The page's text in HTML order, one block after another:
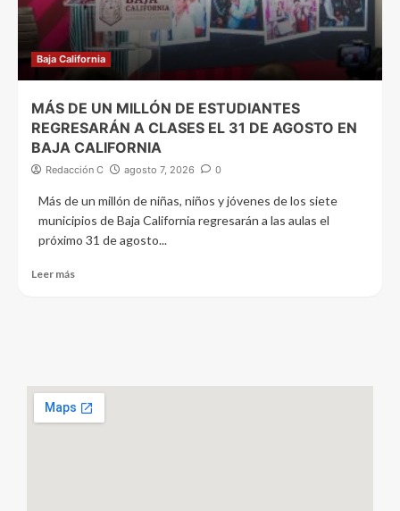
Baja California
MÁS DE UN MILLÓN DE ESTUDIANTES
REGRESARÁN A CLASES EL 31 DE AGOSTO EN
BAJA CALIFORNIA
Redacción C agosto 7, 2026 0
Más de un millón de niñas, niños y jóvenes de los siete
municipios de Baja California regresarán a las aulas el
próximo 31 de agosto...
Leer más